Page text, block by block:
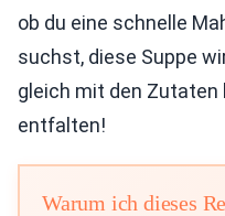
ob du eine schnelle
suchst, diese Suppe
gleich mit den Zutaten
entfalten!
Warum ich dieses